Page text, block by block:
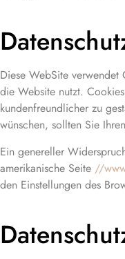
Diese WebSite
die Website nutzt.
kundenfreundlicher zu
wünschen, sollten Sie
Ein genereller
amerikanische Seite //
den Einstellungen des